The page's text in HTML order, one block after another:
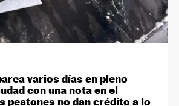
varios días en pleno
con una nota en el
peatones no dan crédito a lo